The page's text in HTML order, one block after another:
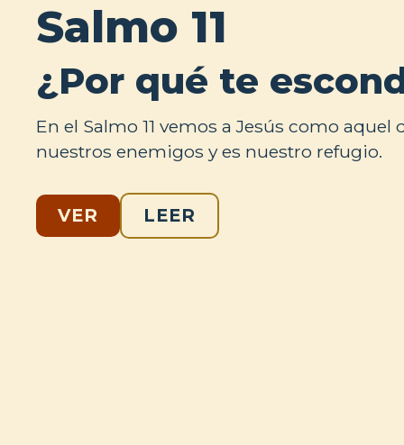
Salmo 11
¿Por qué te
En el Salmo 11 vemos a Jesús como
nuestros enemigos y es nuestro refugio.
VER LEER